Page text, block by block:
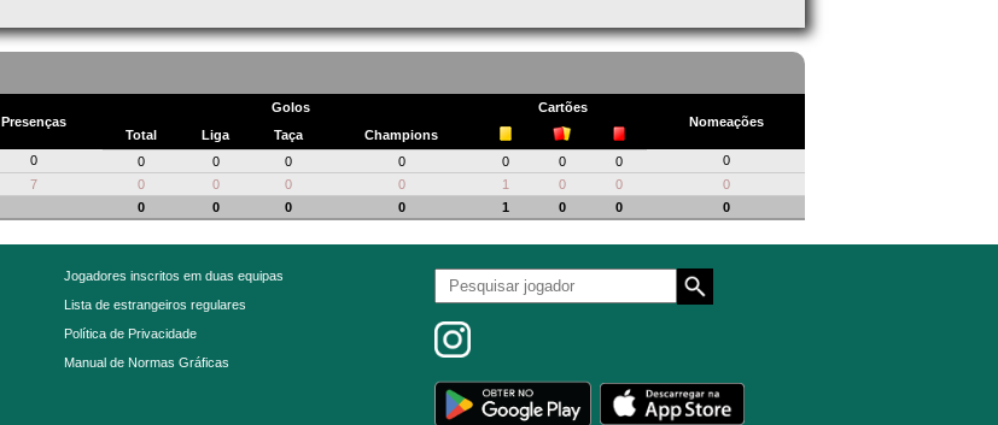
Presenças
Golos
Cartões
Nomeações
Total
Liga Taça
Champions
0 0 0 0 0 0 0 0
0
7 0 0 0 0 1 0 0
0
0 0 0 0 1 0 0 0
Jogadores inscritos em duas equipas
Lista de estrangeiros regulares
Política de Privacidade
Manual de Normas Gráficas